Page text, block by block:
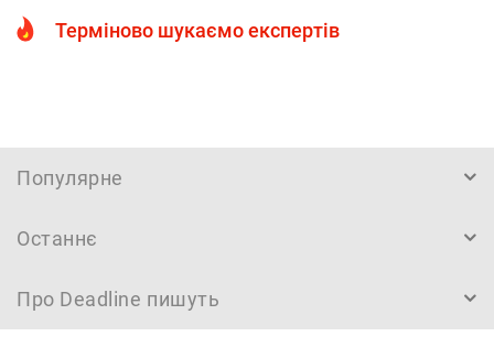
Терміново шукаємо експертів
Популярне
Останнє
Про Deadline пишуть